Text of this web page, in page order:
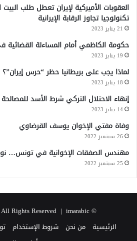
العقوبات الأميركية لإيران تعطل طلب
تكنولوجيا تجاوز الرقابة الإيرانية
21 يناير 2023
حكومة الكاظمي أمام المساءلة
19 يناير 2023
لماذا يجب على بريطانيا حظر “حرس إيران”؟
18 يناير 2023
إنهاء الاحتلال التركي شرط الأسد
14 يناير 2023
وفاة مفتي الإخوان يوسف القرضاوي
26 سبتمبر 2022
مهندس الصفقات الإخوانية في تونس… نور
25 سبتمبر 2022
© Copyright 2026, All Rights Reserved |
imarabic
الرئيسية
من نحن شروط الإستخدام